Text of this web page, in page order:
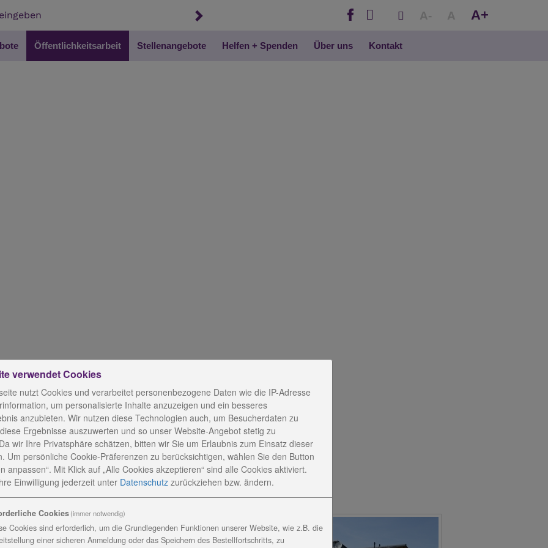
A- A A+
Öffentlichkeitsarbeit Stellenangebote Helfen + Spenden Über uns Kontakt
Note "sehr gut"
Elisabeth
verwendet Cookies
nutzt Cookies und verarbeitet personenbezogene Daten wie die IP-Adresse
um personalisierte Inhalte anzuzeigen und ein besseres
anzubieten. Wir nutzen diese Technologien auch, um Besucherdaten zu
Ergebnisse auszuwerten und so unser Website-Angebot stetig zu
wir Ihre Privatsphäre schätzen, bitten wir Sie um Erlaubnis zum Einsatz dieser
Um persönliche Cookie-Präferenzen zu berücksichtigen, wählen Sie den Button
anpassen“. Mit Klick auf „Alle Cookies akzeptieren“ sind alle Cookies aktiviert.
Einwilligung jederzeit unter Datenschutz zurückziehen bzw. ändern.
Cookies(immer notwendig)
Cookies sind erforderlich, um die Grundlegenden Funktionen unserer Website, wie z.B. die
einer sicheren Anmeldung oder das Speichern des Bestellfortschritts, zu